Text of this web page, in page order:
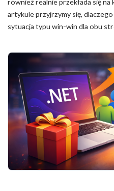
artykule przyjrzymy się, dlaczego
sytuacja typu win-win dla obu